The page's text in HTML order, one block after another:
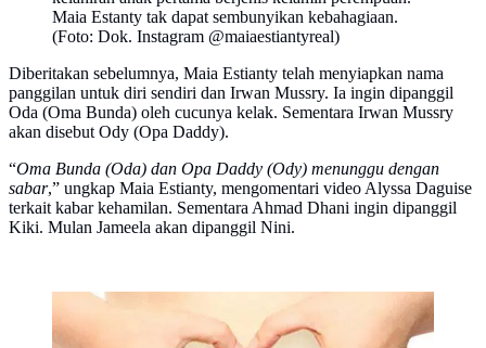
Maia Estanty tak dapat sembunyikan kebahagiaan.
(Foto: Dok. Instagram @maiaestiantyreal)
Diberitakan sebelumnya, Maia Estianty telah menyiapkan nama
panggilan untuk diri sendiri dan Irwan Mussry. Ia ingin dipanggil
Oda (Oma Bunda) oleh cucunya kelak. Sementara Irwan Mussry
akan disebut Ody (Opa Daddy).
“Oma Bunda (Oda) dan Opa Daddy (Ody) menunggu dengan
sabar,” ungkap Maia Estianty, mengomentari video Alyssa Daguise
terkait kabar kehamilan. Sementara Ahmad Dhani ingin dipanggil
Kiki. Mulan Jameela akan dipanggil Nini.